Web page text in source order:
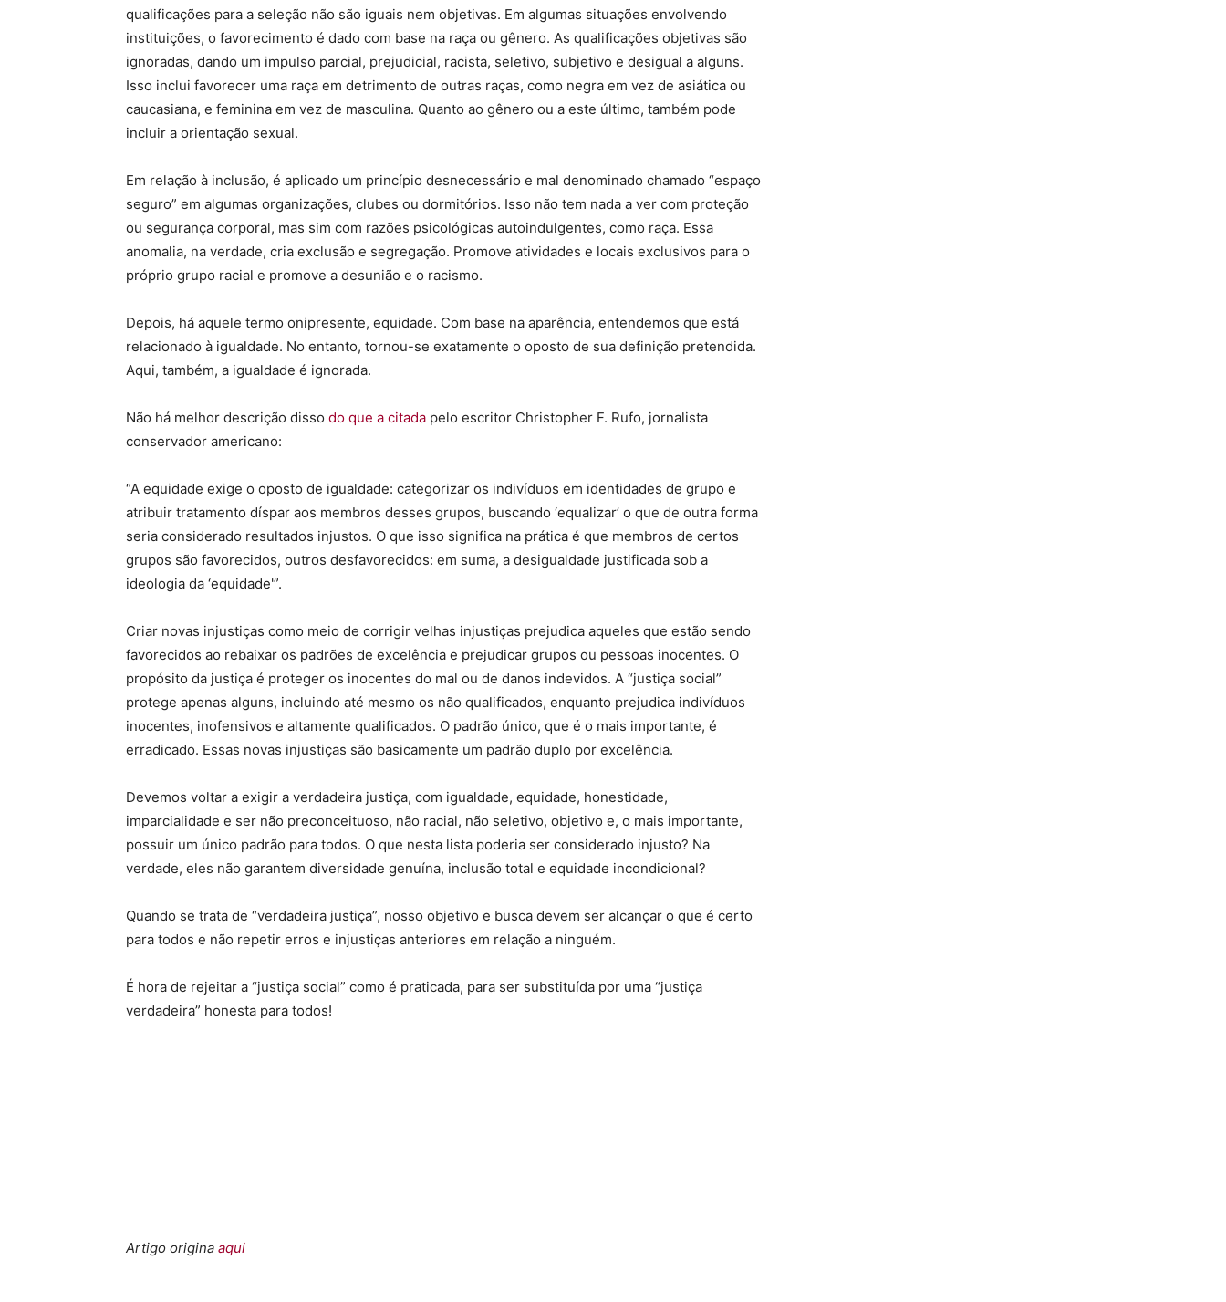
qualificações para a seleção não são iguais nem objetivas. Em algumas situações envolvendo
instituições, o favorecimento é dado com base na raça ou gênero. As qualificações objetivas são
ignoradas, dando um impulso parcial, prejudicial, racista, seletivo, subjetivo e desigual a alguns.
Isso inclui favorecer uma raça em detrimento de outras raças, como negra em vez de asiática ou
caucasiana, e feminina em vez de masculina. Quanto ao gênero ou a este último, também pode
incluir a orientação sexual.
Em relação à inclusão, é aplicado um princípio desnecessário e mal denominado chamado “espaço
seguro” em algumas organizações, clubes ou dormitórios. Isso não tem nada a ver com proteção
ou segurança corporal, mas sim com razões psicológicas autoindulgentes, como raça. Essa
anomalia, na verdade, cria exclusão e segregação. Promove atividades e locais exclusivos para o
próprio grupo racial e promove a desunião e o racismo.
Depois, há aquele termo onipresente, equidade. Com base na aparência, entendemos que está
relacionado à igualdade. No entanto, tornou-se exatamente o oposto de sua definição pretendida.
Aqui, também, a igualdade é ignorada.
Não há melhor descrição disso do que a citada pelo escritor Christopher F. Rufo, jornalista
conservador americano:
“A equidade exige o oposto de igualdade: categorizar os indivíduos em identidades de grupo e
atribuir tratamento díspar aos membros desses grupos, buscando ‘equalizar’ o que de outra forma
seria considerado resultados injustos. O que isso significa na prática é que membros de certos
grupos são favorecidos, outros desfavorecidos: em suma, a desigualdade justificada sob a
ideologia da ‘equidade'”.
Criar novas injustiças como meio de corrigir velhas injustiças prejudica aqueles que estão sendo
favorecidos ao rebaixar os padrões de excelência e prejudicar grupos ou pessoas inocentes. O
propósito da justiça é proteger os inocentes do mal ou de danos indevidos. A “justiça social”
protege apenas alguns, incluindo até mesmo os não qualificados, enquanto prejudica indivíduos
inocentes, inofensivos e altamente qualificados. O padrão único, que é o mais importante, é
erradicado. Essas novas injustiças são basicamente um padrão duplo por excelência.
Devemos voltar a exigir a verdadeira justiça, com igualdade, equidade, honestidade,
imparcialidade e ser não preconceituoso, não racial, não seletivo, objetivo e, o mais importante,
possuir um único padrão para todos. O que nesta lista poderia ser considerado injusto? Na
verdade, eles não garantem diversidade genuína, inclusão total e equidade incondicional?
Quando se trata de “verdadeira justiça”, nosso objetivo e busca devem ser alcançar o que é certo
para todos e não repetir erros e injustiças anteriores em relação a ninguém.
É hora de rejeitar a “justiça social” como é praticada, para ser substituída por uma “justiça
verdadeira” honesta para todos!
Artigo origina aqui